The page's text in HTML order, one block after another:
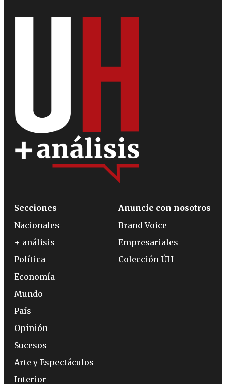
Secciones
Nacionales
+ análisis
Política
Economía
Mundo
País
Opinión
Sucesos
Arte y Espectáculos
Interior
Anuncie con nosotros
Brand Voice
Empresariales
Colección ÚH